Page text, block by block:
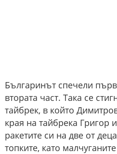
Българинът спечели
втората част. Така се
тайбрек, в който
края на тайбрека Григор
ракетите си на две от
топките, като